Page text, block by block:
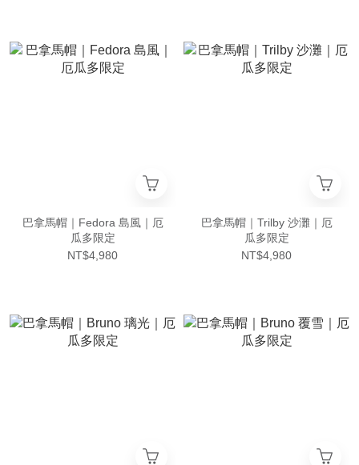
巴拿馬帽｜Fedora 島風｜厄
瓜多限定
NT$4,980
巴拿馬帽｜Trilby 沙灘｜厄
瓜多限定
NT$4,980